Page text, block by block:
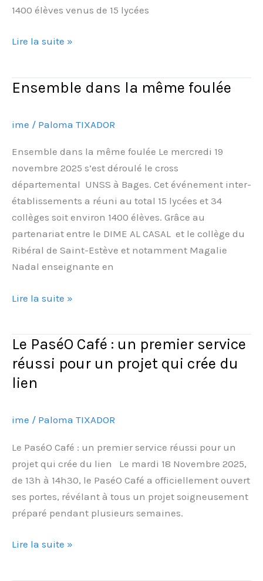
1400 élèves venus de 15 lycées
Lire la suite »
Ensemble dans la même foulée
ime / Paloma TIXADOR
Ensemble dans la même foulée Le mercredi 19
novembre 2025 s’est déroulé le cross
départemental UNSS à Bages. Cet événement inter-
établissements a réuni au total 15 lycées et 34
collèges soit environ 1400 élèves. Grâce au
partenariat entre le DIME AL CASAL et le collège du
Ribéral de Saint-Estève et notamment Magalie
Nadal enseignante en
Ensemble
foulée
Lire la suite »
Le PaséO Café : un premier service
réussi pour un projet qui crée du
lien
ime / Paloma TIXADOR
Le PaséO Café : un premier service réussi pour un
projet qui crée du lien Le mardi 18 Novembre 2025,
de 13h à 14h30, le PaséO Café a officiellement ouvert
ses portes, révélant à tous un projet soigneusement
préparé pendant plusieurs semaines.
Le
PaséO
Café
premier
projet
crée
Lire la suite »